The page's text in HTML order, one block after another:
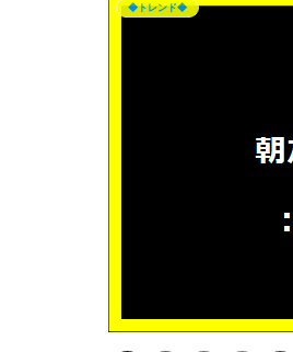
◆トレンド◆